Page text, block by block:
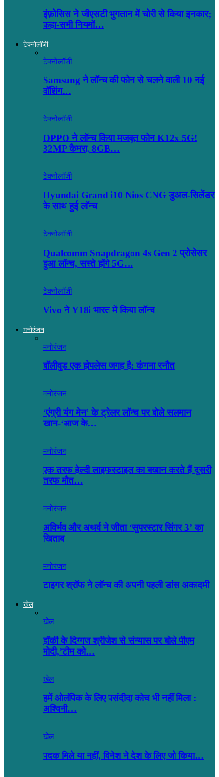
इंफ़ोसिस ने जीएसटी भुगतान में चोरी से किया इनकार;
कहा-सभी नियमों…
टेक्नोलॉजी
टेक्नोलॉजी
Samsung ने लॉन्च की फोन से चलने वाली 10 नई
वॉशिंग…
टेक्नोलॉजी
OPPO ने लॉन्‍च किया मजबूत फोन K12x 5G!
32MP कैमरा, 8GB…
टेक्नोलॉजी
Hyundai Grand i10 Nios CNG डुअल-सिलेंडर
के साथ हुई लॉन्च
टेक्नोलॉजी
Qualcomm Snapdragon 4s Gen 2 प्रोसेसर
हुआ लॉन्च, सस्ते होंगे 5G…
टेक्नोलॉजी
Vivo ने Y18i भारत में किया लॉन्च
मनोरंजन
मनोरंजन
बॉलीवुड एक होपलेस जगह है: कंंगना रनौत
मनोरंजन
‘एंग्री यंग मेन’ के ट्रेलर लॉन्च पर बोले सलमान
खान-‘आज के…
मनोरंजन
एक तरफ हेल्दी लाइफस्टाइल का बखान करते हैं दूसरी
तरफ मौत…
मनोरंजन
अविर्भव और अथर्व ने जीता ‘सुपरस्टार सिंगर 3’ का
खिताब
मनोरंजन
टाइगर श्रॉफ ने लॉन्च की अपनी पहली डांस अकादमी
खेल
खेल
हॉकी के दिग्गज श्रीजेश से संन्यास पर बोले पीएम
मोदी,’टीम को…
खेल
हमें ओलंपिक के लिए पसंदीदा कोच भी नहीं मिला :
अश्विनी…
खेल
पदक मिले या नहीं, विनेश ने देश के लिए जो किया…